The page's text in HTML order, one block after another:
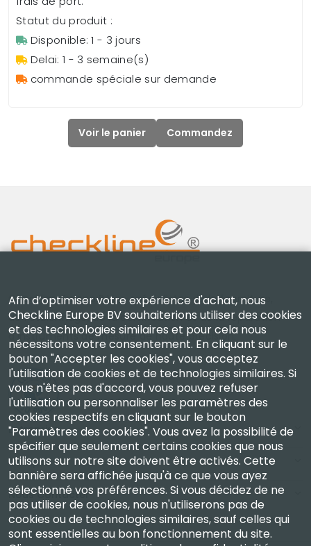
Statut du produit :
Disponible: 1 - 3 jours
Delai: 1 - 3 semaine(s)
commande spéciale sur demande
Voir le panier Commandez
Checkline Europe B.V. — spécialistes de la fourniture,
de l'étalonnage, de la certification et de la réparation
d'instruments de mesure de haute précision.
Entreprise
Compte
Nous Contacter
Afin d’optimiser votre expérience d'achat, nous
Checkline Europe BV souhaiterions utiliser des cookies
et des technologies similaires et pour cela nous
nécessitons votre consentement. En cliquant sur le
bouton "Accepter les cookies", vous acceptez
l'utilisation de cookies et de technologies similaires. Si
vous n'êtes pas d'accord, vous pouvez refuser
l'utilisation ou personnaliser les paramètres des
cookies respectifs en cliquant sur le bouton
"Paramètres des cookies". Vous avez la possibilité de
spécifier que seulement certains cookies que nous
utilisons sur notre site doivent être activés. Cette
bannière sera affichée jusqu'à ce que vous ayez
sélectionné vos préférences. Si vous décidez de ne
pas utiliser de cookies, nous n'utiliserons pas de
cookies ou de technologies similaires, sauf celles qui
sont essentielles au bon fonctionnement du site.